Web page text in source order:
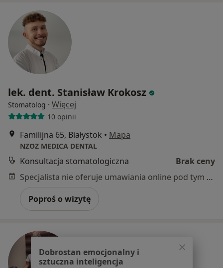
lek. dent. Stanisław Krokosz
Stomatolog · Więcej
10 opinii
Familijna 65, Białystok • Mapa
NZOZ MEDICA DENTAL
Konsultacja stomatologiczna
Brak ceny
Specjalista nie oferuje umawiania online pod tym adresem.
Poproś o wizytę
Dobrostan emocjonalny i
sztuczna inteligencja